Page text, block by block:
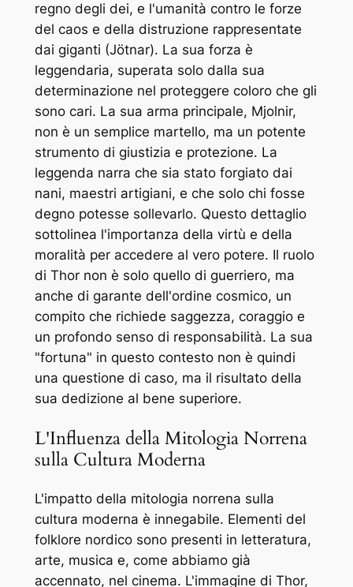
regno degli dei, e l'umanità contro le forze
del caos e della distruzione rappresentate
dai giganti (Jötnar). La sua forza è
leggendaria, superata solo dalla sua
determinazione nel proteggere coloro che gli
sono cari. La sua arma principale, Mjolnir,
non è un semplice martello, ma un potente
strumento di giustizia e protezione. La
leggenda narra che sia stato forgiato dai
nani, maestri artigiani, e che solo chi fosse
degno potesse sollevarlo. Questo dettaglio
sottolinea l'importanza della virtù e della
moralità per accedere al vero potere. Il ruolo
di Thor non è solo quello di guerriero, ma
anche di garante dell'ordine cosmico, un
compito che richiede saggezza, coraggio e
un profondo senso di responsabilità. La sua
"fortuna" in questo contesto non è quindi
una questione di caso, ma il risultato della
sua dedizione al bene superiore.
L'Influenza della Mitologia Norrena
sulla Cultura Moderna
L'impatto della mitologia norrena sulla
cultura moderna è innegabile. Elementi del
folklore nordico sono presenti in letteratura,
arte, musica e, come abbiamo già
accennato, nel cinema. L'immagine di Thor,